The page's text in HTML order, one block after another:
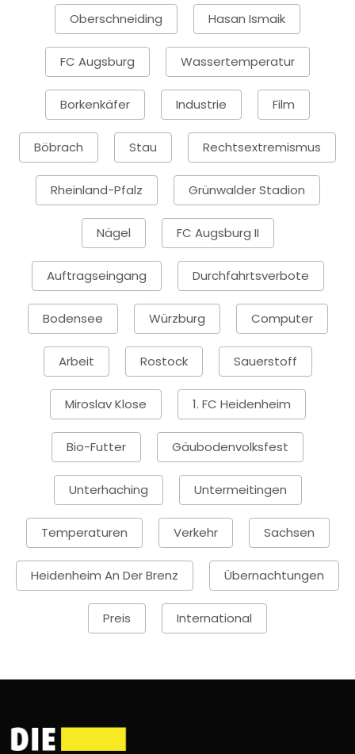
Oberschneiding Hasan Ismaik
FC Augsburg Wassertemperatur
Borkenkäfer Industrie Film
Böbrach Stau Rechtsextremismus
Rheinland-Pfalz Grünwalder Stadion
Nägel FC Augsburg II
Auftragseingang Durchfahrtsverbote
Bodensee Würzburg Computer
Arbeit Rostock Sauerstoff
Miroslav Klose 1. FC Heidenheim
Bio-Futter Gäubodenvolksfest
Unterhaching Untermeitingen
Temperaturen Verkehr Sachsen
Heidenheim An Der Brenz Übernachtungen
Preis International